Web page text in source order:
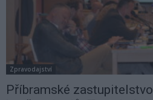
Zpravodajství
Příbramské